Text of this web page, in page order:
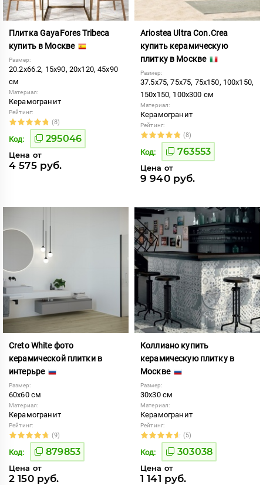
Плитка GayaFores Tribeca
купить в Москве
Размер:
20.2x66.2, 15x90, 20x120, 45x90
см
Материал:
Керамогранит
Рейтинг:
(8)
Код: 295046
Цена от
4 575 руб.
Ariostea Ultra Con.Crea
купить керамическую
плитку в Москве
Размер:
37.5x75, 75x75, 75x150, 100x150,
150x150, 100x300 см
Материал:
Керамогранит
Рейтинг:
(8)
Код: 763553
Цена от
9 940 руб.
Creto White фото
керамической плитки в
интерьре
Размер:
60x60 см
Материал:
Керамогранит
Рейтинг:
(9)
Код: 879853
Цена от
2 150 руб.
Коллиано купить
керамическую плитку в
Москве
Размер:
30x30 см
Материал:
Керамогранит
Рейтинг:
(5)
Код: 303038
Цена от
1 141 руб.